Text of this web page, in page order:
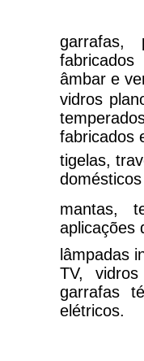
garrafas,
âmbar e
vidros
fabricados
tigelas,
mantas,
aplicações
lâmpadas
TV,
garrafas
elétricos.